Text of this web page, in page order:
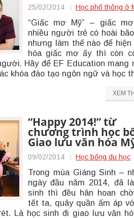
25/02/2014 Học phổ thông ở
“Giấc mơ Mỹ” – giấc
nhiều người trẻ có hoài
nhưng làm thế nào để
hóa giấc mơ ấy thì còn
Hãy để EF Education mang
khóa đào tạo ngôn ngữ và học
XEM
“Happy 2014!” từ
chương trình học
Giao lưu văn hóa
09/02/2014 Học bổng du học
Trong mùa Giáng Sinh –
ngày đầu năm 2014, đã
sinh thì đều hân hoan
tết ta, quây quần ấm áp
Là học sinh đi giao lưu văn